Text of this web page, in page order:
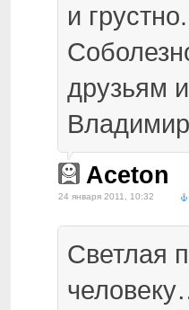
и грустно.
друзьям
Aceton
24 января 2011, 10:32
Светлая